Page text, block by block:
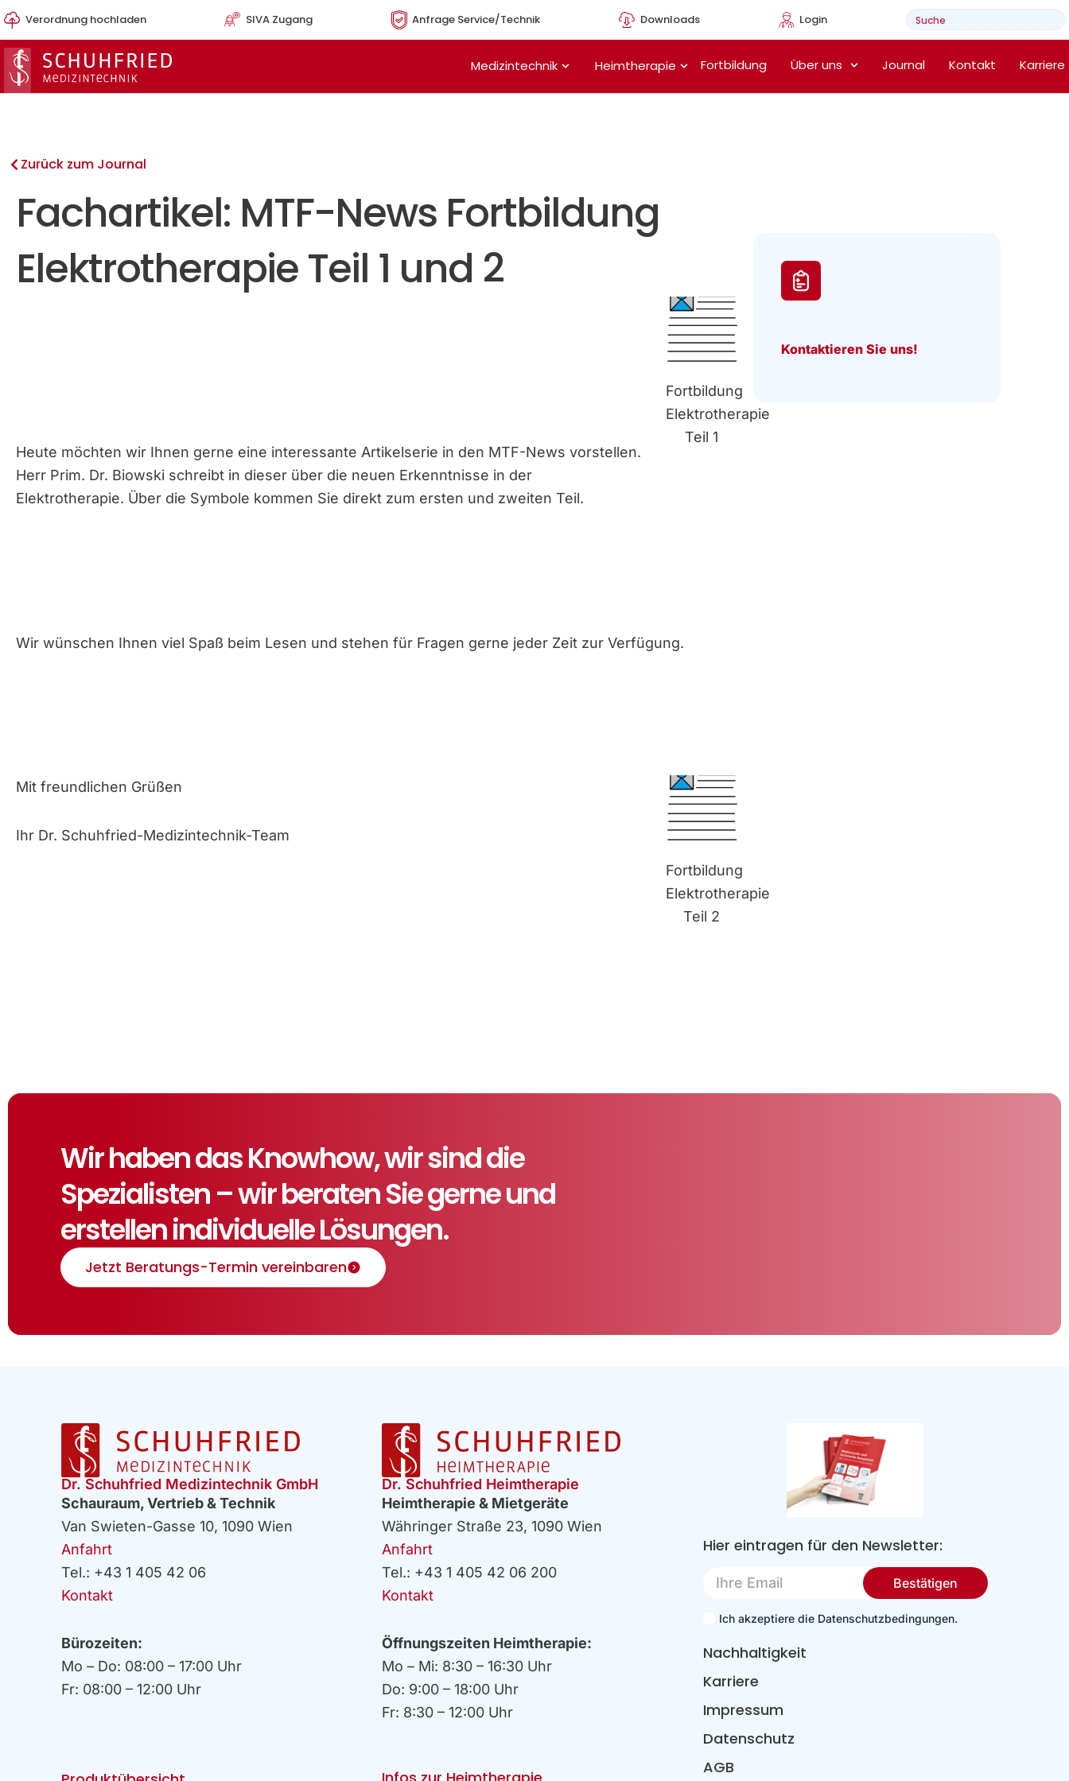
Zum
Inhalt
springen
Verordnung hochladen SIVA Zugang Anfrage Service/Technik Downloads Login
Medizintechnik Öffne Medizintechnik
Heimtherapie Öffne Heimtherapie
Fortbildung Über uns Journal Kontakt Karriere
Zurück zum Journal
Fachartikel: MTF-News Fortbildung
Elektrotherapie Teil 1 und 2
Fortbildung
Elektrotherapie
Teil 1
Heute möchten wir Ihnen gerne eine interessante Artikelserie in den MTF-News vorstellen.
Herr Prim. Dr. Biowski schreibt in dieser über die neuen Erkenntnisse in der
Elektrotherapie. Über die Symbole kommen Sie direkt zum ersten und zweiten Teil.
Wir wünschen Ihnen viel Spaß beim Lesen und stehen für Fragen gerne jeder Zeit zur Verfügung.
Fortbildung
Elektrotherapie
Teil 2
Mit freundlichen Grüßen
Ihr Dr. Schuhfried-Medizintechnik-Team
Kontaktieren Sie uns!
Wir haben das Knowhow, wir sind die
Spezialisten – wir beraten Sie gerne und
erstellen individuelle Lösungen.
Jetzt Beratungs-Termin vereinbaren
Dr. Schuhfried Medizintechnik GmbH
Schauraum, Vertrieb & Technik
Van Swieten-Gasse 10, 1090 Wien
Anfahrt
Tel.: +43 1 405 42 06
Kontakt
Bürozeiten:
Mo – Do: 08:00 – 17:00 Uhr
Fr: 08:00 – 12:00 Uhr
Dr. Schuhfried Heimtherapie
Heimtherapie & Mietgeräte
Währinger Straße 23, 1090 Wien
Anfahrt
Tel.: +43 1 405 42 06 200
Kontakt
Öffnungszeiten Heimtherapie:
Mo – Mi: 8:30 – 16:30 Uhr
Do: 9:00 – 18:00 Uhr
Fr: 8:30 – 12:00 Uhr
Hier eintragen für den Newsletter:
Email
Ich akzeptiere die Datenschutzbedingungen.
Bestätigen
Nachhaltigkeit
Karriere
Impressum
Datenschutz
AGB